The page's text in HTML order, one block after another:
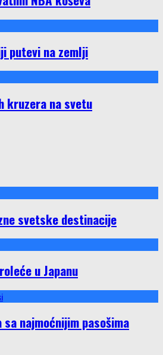
putevi na zemlji
kruzera na svetu
svetske destinacije
u Japanu
sa najmoćnijim pasošima